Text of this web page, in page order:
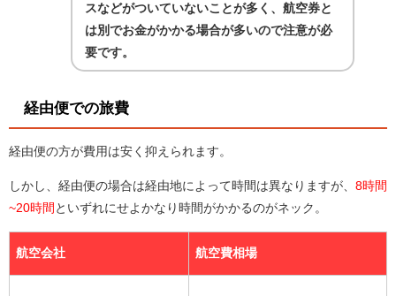
スなどがついていないことが多く、航空券と
は別でお金がかかる場合が多いので注意が必
要です。
経由便での旅費
経由便の方が費用は安く抑えられます。
しかし、経由便の場合は経由地によって時間は異なりますが、 8時間
~20時間 といずれにせよかなり時間がかかるのがネック。
航空会社 航空費相場